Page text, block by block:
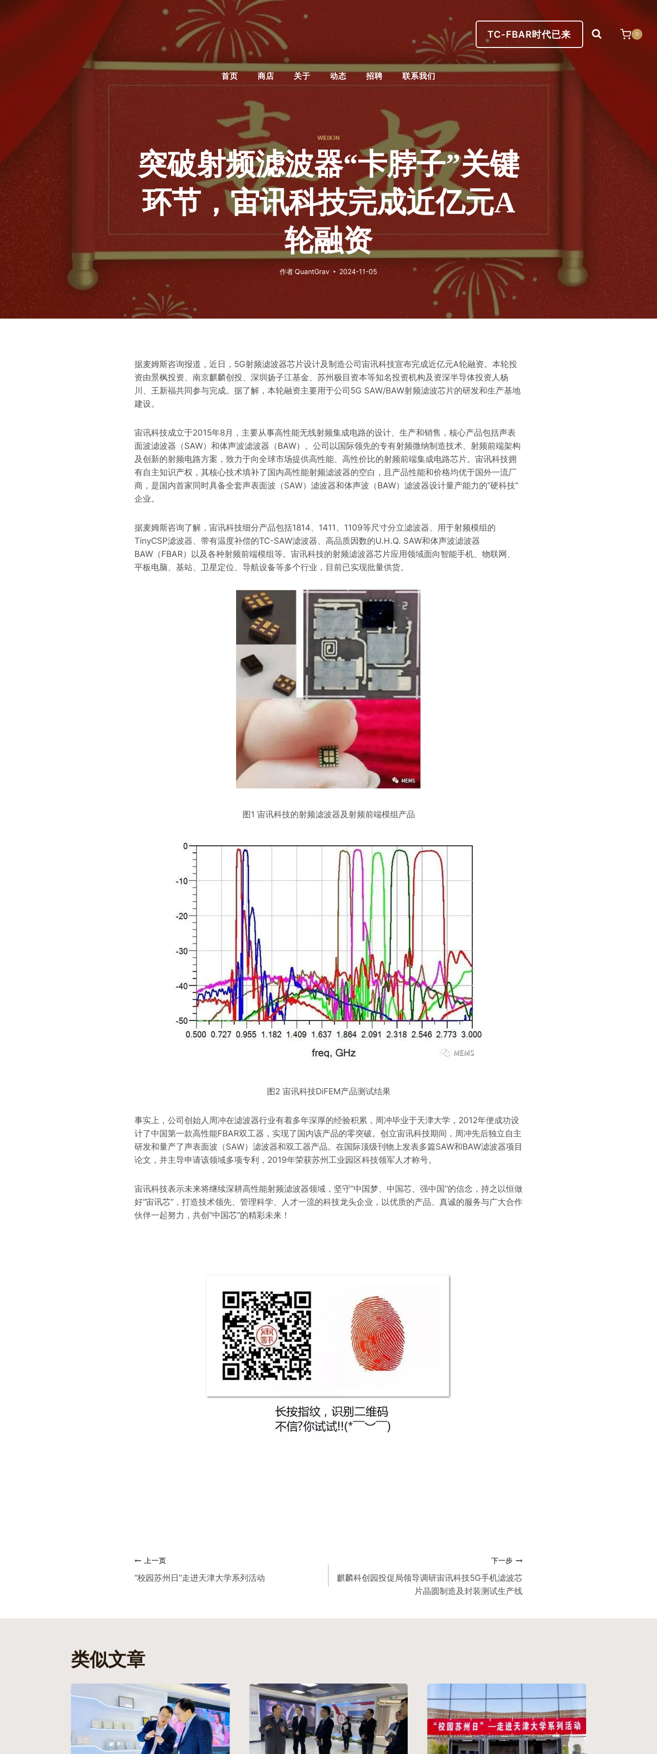
TC-FBAR时代已来 0
首页 商店 关于 动态 招聘 联系我们
WEIXIN
突破射频滤波器“卡脖子”关键
环节，宙讯科技完成近亿元A
轮融资
作者QuantGrav 2024-11-05
据麦姆斯咨询报道，近日，5G射频滤波器芯片设计及制造公司宙讯科技宣布完成近亿元A轮融资。本轮投
资由景枫投资、南京麒麟创投、深圳扬子江基金、苏州极目资本等知名投资机构及资深半导体投资人杨
川、王新福共同参与完成。据了解，本轮融资主要用于公司5G SAW/BAW射频滤波芯片的研发和生产基地
建设。
宙讯科技成立于2015年8月，主要从事高性能无线射频集成电路的设计、生产和销售，核心产品包括声表
面波滤波器（SAW）和体声波滤波器（BAW）。公司以国际领先的专有射频微纳制造技术、射频前端架构
及创新的射频电路方案，致力于向全球市场提供高性能、高性价比的射频前端集成电路芯片。宙讯科技拥
有自主知识产权，其核心技术填补了国内高性能射频滤波器的空白，且产品性能和价格均优于国外一流厂
商，是国内首家同时具备全套声表面波（SAW）滤波器和体声波（BAW）滤波器设计量产能力的“硬科技”
企业。
据麦姆斯咨询了解，宙讯科技细分产品包括1814、1411、1109等尺寸分立滤波器、用于射频模组的
TinyCSP滤波器、带有温度补偿的TC-SAW滤波器、高品质因数的U.H.Q. SAW和体声波滤波器
BAW（FBAR）以及各种射频前端模组等。宙讯科技的射频滤波器芯片应用领域面向智能手机、物联网、
平板电脑、基站、卫星定位、导航设备等多个行业，目前已实现批量供货。
图1 宙讯科技的射频滤波器及射频前端模组产品
图2 宙讯科技DiFEM产品测试结果
事实上，公司创始人周冲在滤波器行业有着多年深厚的经验积累，周冲毕业于天津大学，2012年便成功设
计了中国第一款高性能FBAR双工器，实现了国内该产品的零突破。创立宙讯科技期间，周冲先后独立自主
研发和量产了声表面波（SAW）滤波器和双工器产品。在国际顶级刊物上发表多篇SAW和BAW滤波器项目
论文，并主导申请该领域多项专利，2019年荣获苏州工业园区科技领军人才称号。
宙讯科技表示未来将继续深耕高性能射频滤波器领域，坚守“中国梦、中国芯、强中国”的信念，持之以恒做
好“宙讯芯”，打造技术领先、管理科学、人才一流的科技龙头企业，以优质的产品、真诚的服务与广大合作
伙伴一起努力，共创“中国芯”的精彩未来！
文
章
导
上一页
“校园苏州日”走进天津大学系列活动
下一步
麒麟科创园投促局领导调研宙讯科技5G手机滤波芯
片晶圆制造及封装测试生产线
类似文章